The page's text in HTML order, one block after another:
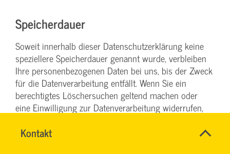
Kontakt
TEAM
Name*
Speicherdauer
Soweit innerhalb dieser Datenschutzerklärung keine
speziellere Speicherdauer genannt wurde, verbleiben
Ihre personenbezogenen Daten bei uns, bis der Zweck
für die Datenverarbeitung entfällt. Wenn Sie ein
berechtigtes Löschersuchen geltend machen oder
eine Einwilligung zur Datenverarbeitung widerrufen,
rechtlich zulässigen Gründe für die Speicherung Ihrer